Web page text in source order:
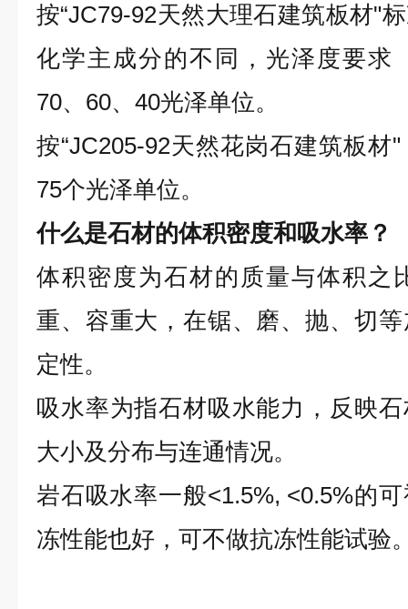
按“JC79-92天然大理石建筑板材"
化学主成分的不同，光泽度要求
70、60、40光泽单位。
按“JC205-92天然花岗石建筑板材
75个光泽单位。
什么是石材的体积密度和吸水率？
体积密度为石材的质量与体积之
重、容重大，在锯、磨、抛、切
定性。
吸水率为指石材吸水能力，反映
大小及分布与连通情况。
岩石吸水率一般<1.5%, <0.5%的
冻性能也好，可不做抗冻性能试验